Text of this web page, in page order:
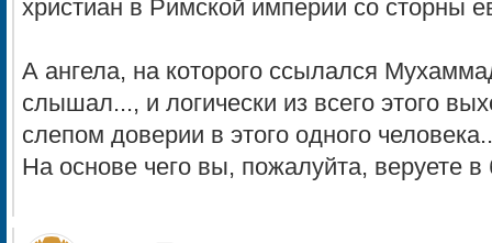
христиан в Римской империи со сторны
А ангела, на которого ссылался
слышал..., и логически из всего этого
слепом доверии в этого одного
На основе чего вы, пожалуйта, веруете